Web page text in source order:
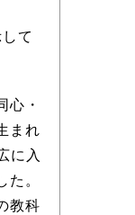
て
心・
まれ
に入
た。
教科